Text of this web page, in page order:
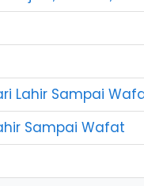
Lahir Sampai
Sampai Wafat